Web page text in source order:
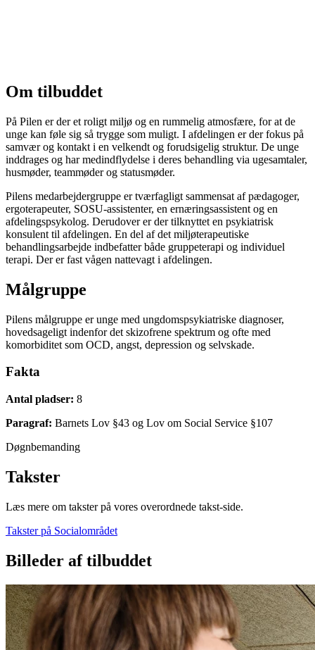
Om tilbuddet
På Pilen er der et roligt miljø og en rummelig atmosfære, for at de
unge kan føle sig så trygge som muligt. I afdelingen er der fokus på
samvær og kontakt i en velkendt og forudsigelig struktur. De unge
inddrages og har medindflydelse i deres behandling via ugesamtaler,
husmøder, teammøder og statusmøder.
Pilens medarbejdergruppe er tværfagligt sammensat af pædagoger,
ergoterapeuter, SOSU-assistenter, en ernæringsassistent og en
afdelingspsykolog. Derudover er der tilknyttet en psykiatrisk
konsulent til afdelingen. En del af det miljøterapeutiske
behandlingsarbejde indbefatter både gruppeterapi og individuel
terapi. Der er fast vågen nattevagt i afdelingen.
Målgruppe
Pilens målgruppe er unge med ungdomspsykiatriske diagnoser,
hovedsageligt indenfor det skizofrene spektrum og ofte med
komorbiditet som OCD, angst, depression og selvskade.
Fakta
Antal pladser: 8
Paragraf: Barnets Lov §43 og Lov om Social Service §107
Døgnbemanding
Takster
Læs mere om takster på vores overordnede takst-side.
Takster på Socialområdet
Billeder af tilbuddet